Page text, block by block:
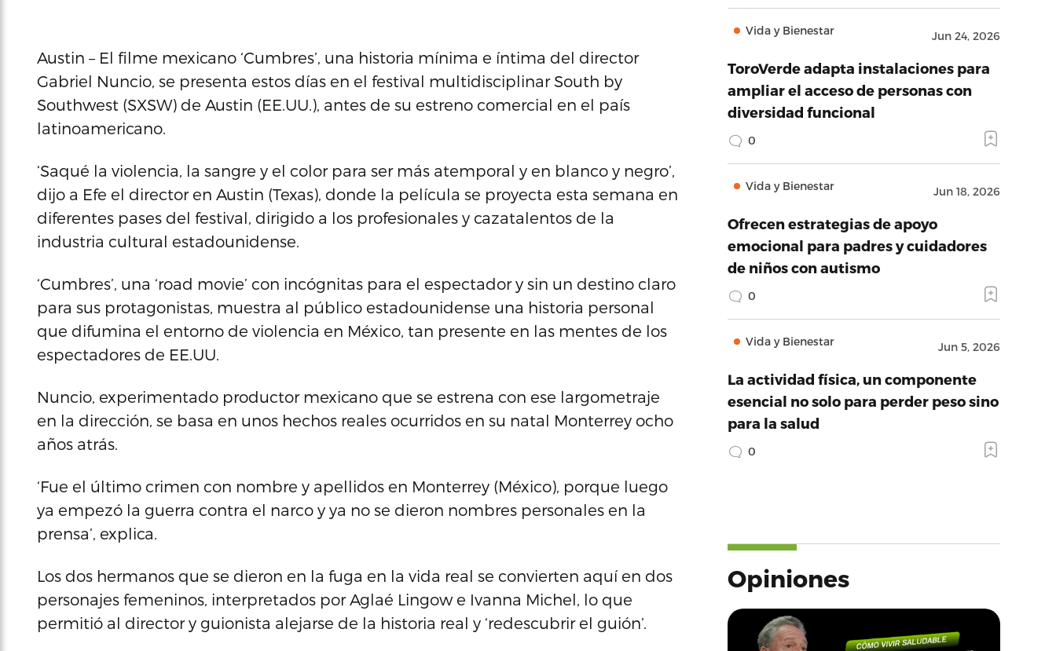
Austin – El filme mexicano ‘Cumbres’, una historia mínima e íntima del director
Gabriel Nuncio, se presenta estos días en el festival multidisciplinar South by
Southwest (SXSW) de Austin (EE.UU.), antes de su estreno comercial en el país
latinoamericano.
‘Saqué la violencia, la sangre y el color para ser más atemporal y en blanco y negro’,
dijo a Efe el director en Austin (Texas), donde la película se proyecta esta semana en
diferentes pases del festival, dirigido a los profesionales y cazatalentos de la
industria cultural estadounidense.
‘Cumbres’, una ‘road movie’ con incógnitas para el espectador y sin un destino claro
para sus protagonistas, muestra al público estadounidense una historia personal
que difumina el entorno de violencia en México, tan presente en las mentes de los
espectadores de EE.UU.
Nuncio, experimentado productor mexicano que se estrena con ese largometraje
en la dirección, se basa en unos hechos reales ocurridos en su natal Monterrey ocho
años atrás.
‘Fue el último crimen con nombre y apellidos en Monterrey (México), porque luego
ya empezó la guerra contra el narco y ya no se dieron nombres personales en la
prensa’, explica.
Los dos hermanos que se dieron en la fuga en la vida real se convierten aquí en dos
personajes femeninos, interpretados por Aglaé Lingow e Ivanna Michel, lo que
permitió al director y guionista alejarse de la historia real y ‘redescubrir el guión’.
Vida y Bienestar Jun 24, 2026
ToroVerde adapta instalaciones para
ampliar el acceso de personas con
diversidad funcional
0
Vida y Bienestar Jun 18, 2026
Ofrecen estrategias de apoyo
emocional para padres y cuidadores
de niños con autismo
0
Vida y Bienestar Jun 5, 2026
La actividad física, un componente
esencial no solo para perder peso sino
para la salud
0
Opiniones